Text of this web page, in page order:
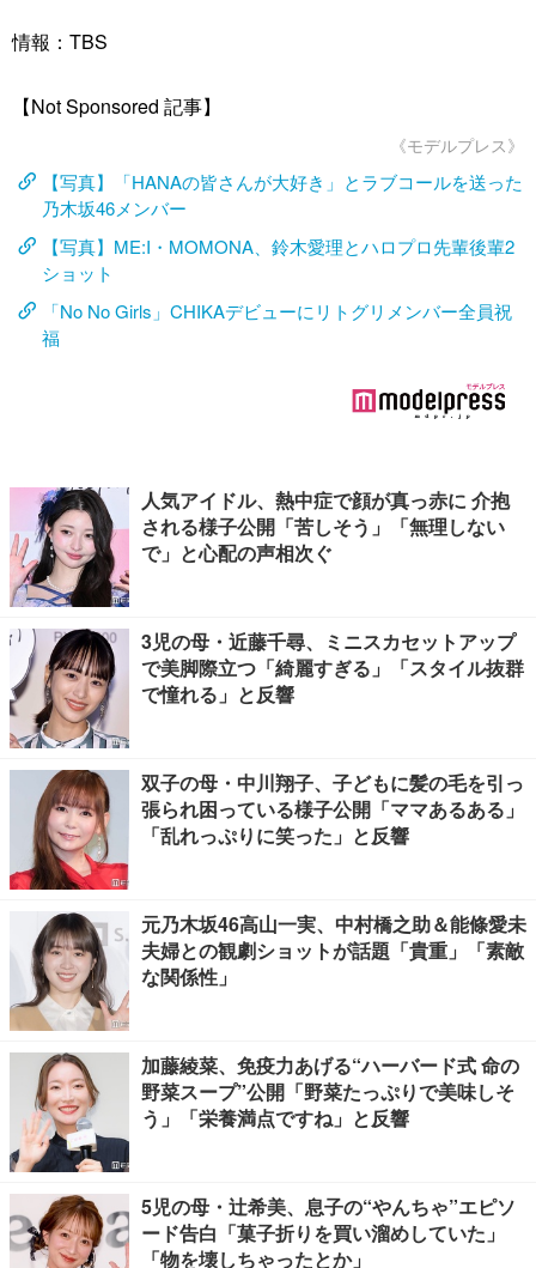
情報：TBS
【Not Sponsored 記事】
《モデルプレス》
【写真】「HANAの皆さんが大好き」とラブコールを送った
乃木坂46メンバー
【写真】ME:I・MOMONA、鈴木愛理とハロプロ先輩後輩2
ショット
「No No Girls」CHIKAデビューにリトグリメンバー全員祝
福
人気アイドル、熱中症で顔が真っ赤に 介抱
される様子公開「苦しそう」「無理しない
で」と心配の声相次ぐ
3児の母・近藤千尋、ミニスカセットアップ
で美脚際立つ「綺麗すぎる」「スタイル抜群
で憧れる」と反響
双子の母・中川翔子、子どもに髪の毛を引っ
張られ困っている様子公開「ママあるある」
「乱れっぷりに笑った」と反響
元乃木坂46高山一実、中村橋之助＆能條愛未
夫婦との観劇ショットが話題「貴重」「素敵
な関係性」
加藤綾菜、免疫力あげる“ハーバード式 命の
野菜スープ”公開「野菜たっぷりで美味しそ
う」「栄養満点ですね」と反響
5児の母・辻希美、息子の“やんちゃ”エピソ
ード告白「菓子折りを買い溜めしていた」
「物を壊しちゃったとか」